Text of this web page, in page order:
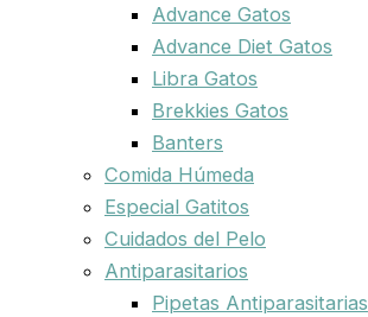
Advance Gatos
Advance Diet Gatos
Libra Gatos
Brekkies Gatos
Banters
Comida Húmeda
Especial Gatitos
Cuidados del Pelo
Antiparasitarios
Pipetas Antiparasitarias